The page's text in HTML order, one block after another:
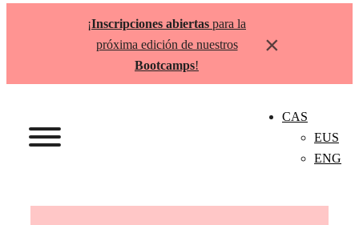
¡Inscripciones abiertas para la
próxima edición de nuestros
Bootcamps!
×
CAS
EUS
ENG